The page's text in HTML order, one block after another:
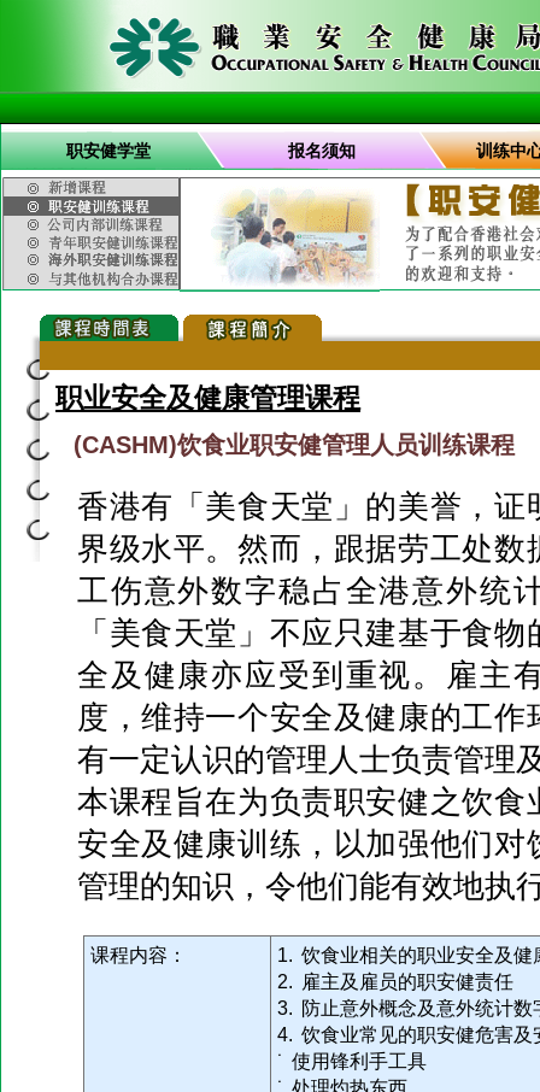
职安健学堂 报名须知 训练中
职业安全及健康管理课程
(CASHM)饮食业职安健管理人员训练课程
香港有「美食天堂」的美誉，证
界级水平。然而，跟据劳工处数
工伤意外数字稳占全港意外统
「美食天堂」不应只建基于食
全及健康亦应受到重视。雇主
度，维持一个安全及健康的工
有一定认识的管理人士负责管理
本课程旨在为负责职安健之饮食
安全及健康训练，以加强他们对
管理的知识，令他们能有效地执
课程内容：
1. 饮食业相关的职业安全及健
2. 雇主及雇员的职安健责任
3. 防止意外概念及意外统计数
4. 饮食业常见的职安健危害及
˙ 使用锋利手工具
˙ 处理灼热东西